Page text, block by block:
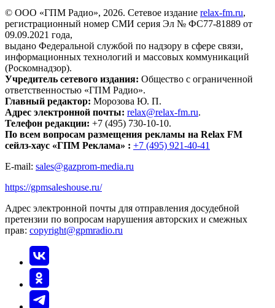
© ООО «ГПМ Радио», 2026. Сетевое издание relax-fm.ru,
регистрационный номер СМИ серия Эл № ФС77-81889 от
09.09.2021 года,
выдано Федеральной службой по надзору в сфере связи,
информационных технологий и массовых коммуникаций
(Роскомнадзор).
Учредитель сетевого издания: Общество с ограниченной
ответственностью «ГПМ Радио».
Главный редактор: Морозова Ю. П.
Адрес электронной почты: relax@relax-fm.ru.
Телефон редакции: +7 (495) 730-10-10.
По всем вопросам размещения рекламы на Relax FM
сейлз-хаус «ГПМ Реклама» : +7 (495) 921-40-41
E-mail: sales@gazprom-media.ru
https://gpmsaleshouse.ru/
Адрес электронной почты для отправления досудебной
претензии по вопросам нарушения авторских и смежных
прав: copyright@gpmradio.ru